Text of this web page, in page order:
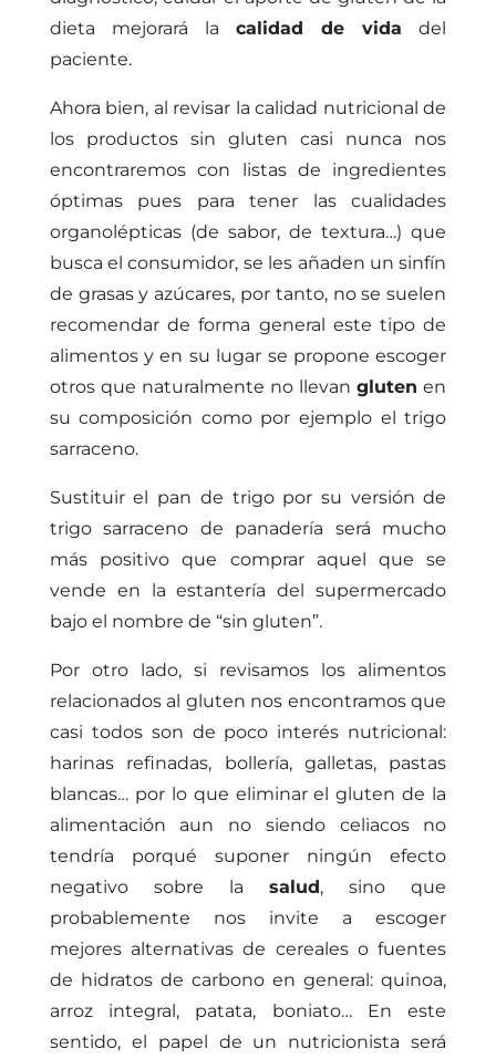
dieta mejorará la calidad de vida del
paciente.
Ahora bien, al revisar la calidad nutricional de
los productos sin gluten casi nunca nos
encontraremos con listas de ingredientes
óptimas pues para tener las cualidades
organolépticas (de sabor, de textura…) que
busca el consumidor, se les añaden un sinfín
de grasas y azúcares, por tanto, no se suelen
recomendar de forma general este tipo de
alimentos y en su lugar se propone escoger
otros que naturalmente no llevangluten en
su composición como por ejemplo el trigo
sarraceno.
Sustituir el pan de trigo por su versión de
trigo sarraceno de panadería será mucho
más positivo que comprar aquel que se
vende en la estantería del supermercado
bajo el nombre de “sin gluten”.
Por otro lado, si revisamos los alimentos
relacionados al gluten nos encontramos que
casi todos son de poco interés nutricional:
harinas refinadas, bollería, galletas, pastas
blancas… por lo que eliminar el gluten de la
alimentación aun no siendo celiacos no
tendría porqué suponer ningún efecto
negativo sobre lasalud, sino que
probablemente nos invite a escoger
mejores alternativas de cereales o fuentes
de hidratos de carbono en general: quinoa,
arroz integral, patata, boniato… En este
sentido, el papel de un nutricionista será